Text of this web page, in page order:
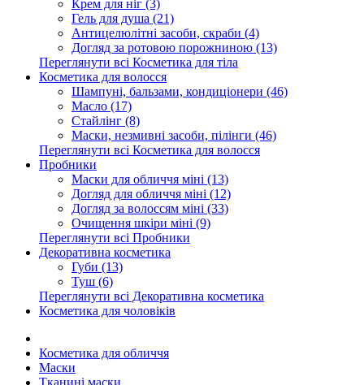
Крем для ніг (3)
Гель для душа (21)
Антицелюлітні засоби, скраби (4)
Догляд за ротовою порожниною (13)
Переглянути всі Косметика для тіла
Косметика для волосся
Шампуні, бальзами, кондиціонери (46)
Масло (17)
Стайлінг (8)
Маски, незмивні засоби, пілінги (46)
Переглянути всі Косметика для волосся
Пробники
Маски для обличчя міні (13)
Догляд для обличчя міні (12)
Догляд за волоссям міні (33)
Очищення шкіри міні (9)
Переглянути всі Пробники
Декоративна косметика
Губи (13)
Туш (6)
Переглянути всі Декоративна косметика
Косметика для чоловіків
Косметика для обличчя
Маски
Тканині маски